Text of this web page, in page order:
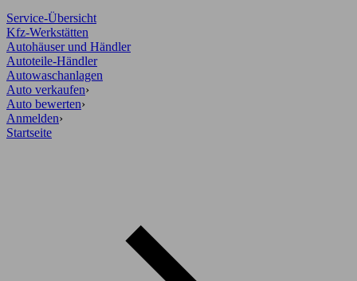
Service-Übersicht
Kfz-Werkstätten
Autohäuser und Händler
Autoteile-Händler
Autowaschanlagen
Auto verkaufen›
Auto bewerten›
Anmelden›
Startseite